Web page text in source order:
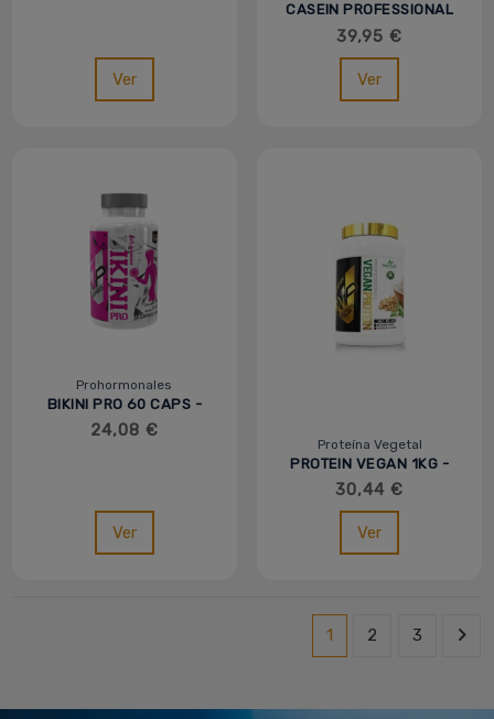
Ver
CASEIN PROFESSIONAL
- 900G - MVP
39,95 €
Ver
Prohormonales
BIKINI PRO 60 CAPS -
MVP
24,08 €
Ver
Proteína Vegetal
PROTEIN VEGAN 1KG -
MVP
30,44 €
Ver
1 2 3